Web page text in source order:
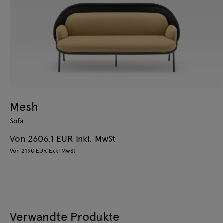
Mesh
Sofa
Von 2606.1 EUR Inkl. MwSt
Von 2190 EUR Exkl MwSt
Verwandte Produkte